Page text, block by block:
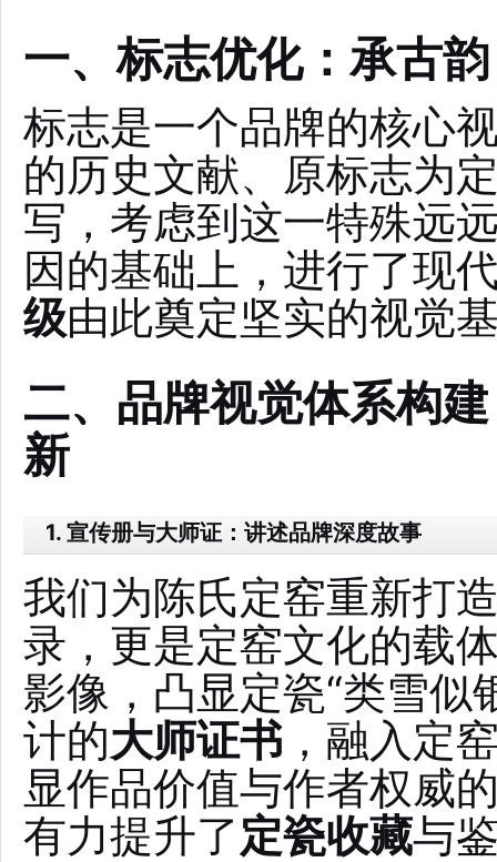
一、标志优化：承古
标志是一个品牌的核心
的历史文献、原标志为
写，考虑到这一特殊远
因的基础上，进行了现
级由此奠定坚实的视觉
二、品牌视觉体系构
新
1. 宣传册与大师证：讲述品牌深度故事
我们为陈氏定窑重新打
录，更是定窑文化的载
影像，凸显定瓷“类雪似
计的大师证书 ，融入定
显作品价值与作者权威
有力提升了定瓷收藏与